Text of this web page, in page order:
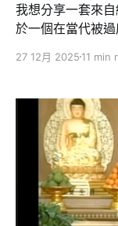
我想分享一套來
於一個在當代被
重要的三件事：
幸福，最後纔是財富。 在納瓦爾的語境裡，
「沒有生病」。
神上的平和。對
於幸福、高於家
在這個物質世界
面的一切傢俱、裝
此，在他為了維
27 12月 2025 11 min